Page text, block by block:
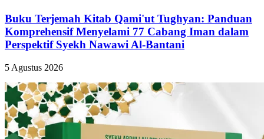
Buku Terjemah Kitab Qami'ut Tughyan: Panduan
Komprehensif Menyelami 77 Cabang Iman dalam
Perspektif Syekh Nawawi Al-Bantani
5 Agustus 2026